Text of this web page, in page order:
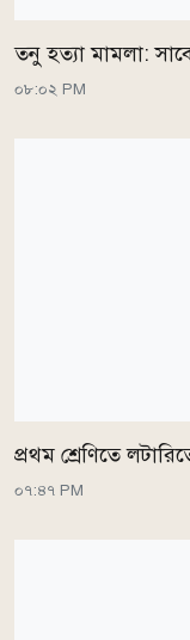
তনু হত্যা মামলা:
০৮:০২ PM
প্রথম শ্রেণিতে
০৭:৪৭ PM